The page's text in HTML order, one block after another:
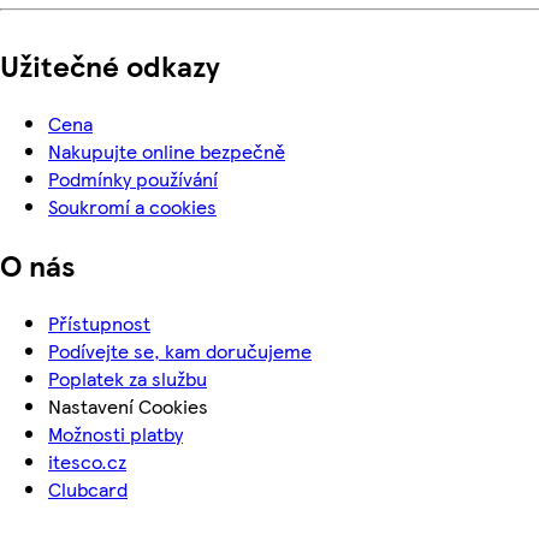
Užitečné odkazy
Cena
Nakupujte online bezpečně
Podmínky používání
Soukromí a cookies
O nás
Přístupnost
Podívejte se, kam doručujeme
Poplatek za službu
Nastavení Cookies
Možnosti platby
itesco.cz
Clubcard